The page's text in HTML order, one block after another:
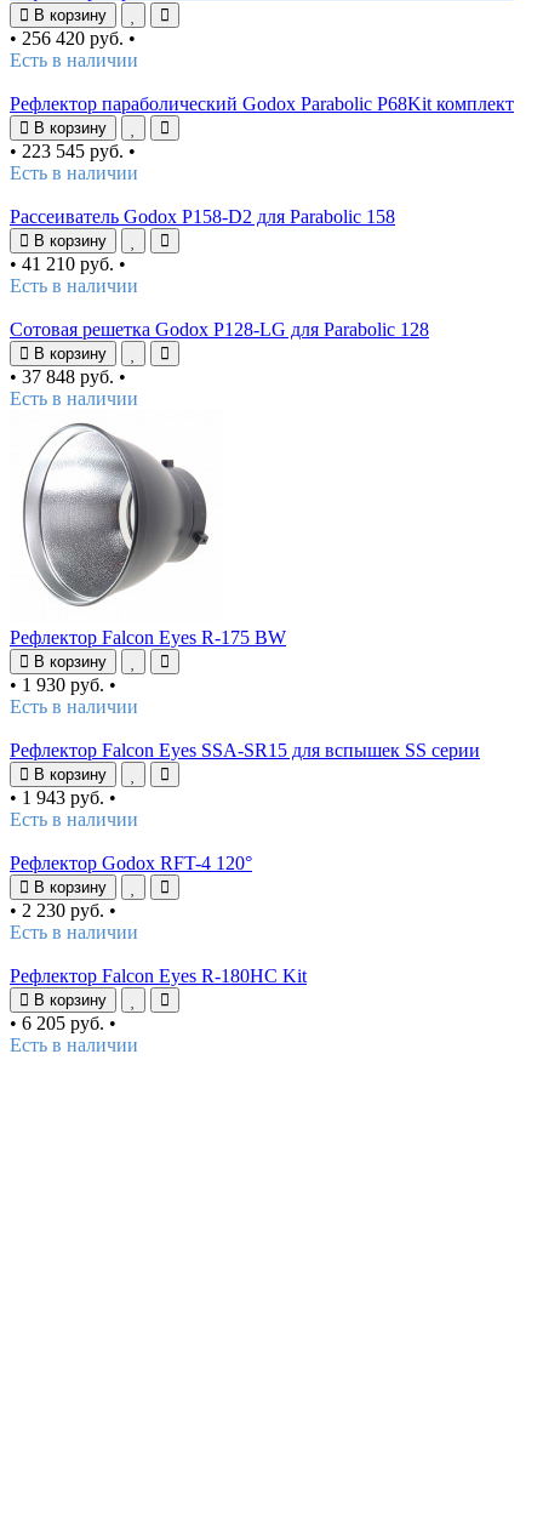
В корзину
• 256 420 руб. •
Есть в наличии
Рефлектор параболический Godox Parabolic P68Kit комплект
В корзину
• 223 545 руб. •
Есть в наличии
Рассеиватель Godox P158-D2 для Parabolic 158
В корзину
• 41 210 руб. •
Есть в наличии
Сотовая решетка Godox P128-LG для Parabolic 128
В корзину
• 37 848 руб. •
Есть в наличии
Рефлектор Falcon Eyes R-175 BW
В корзину
• 1 930 руб. •
Есть в наличии
Рефлектор Falcon Eyes SSA-SR15 для вспышек SS серии
В корзину
• 1 943 руб. •
Есть в наличии
Рефлектор Godox RFT-4 120°
В корзину
• 2 230 руб. •
Есть в наличии
Рефлектор Falcon Eyes R-180HC Kit
В корзину
• 6 205 руб. •
Есть в наличии